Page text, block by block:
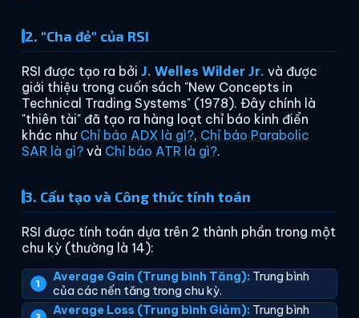
2. "Cha đẻ" của RSI
RSI được tạo ra bởi J. Welles Wilder Jr. và được
giới thiệu trong cuốn sách "New Concepts in
Technical Trading Systems" (1978). Đây chính là
"thiên tài" đã tạo ra hàng loạt chỉ báo kinh điển
khác như Chỉ báo ADX là gì?, Chỉ báo Parabolic
SAR là gì?và Chỉ báo ATR là gì?.
3. Cấu tạo và Công thức tính toán
RSI được tính toán dựa trên 2 thành phần trong một
chu kỳ (thường là 14):
Average Gain (Trung bình Tăng):Trung bình
của các nến tăng trong chu kỳ.
Average Loss (Trung bình Giảm):Trung bình